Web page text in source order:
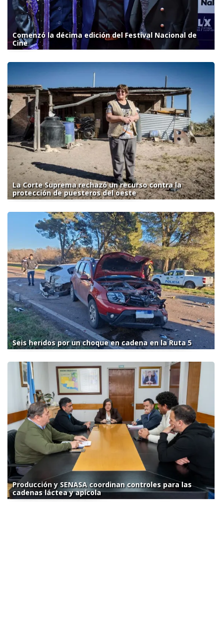
Comenzó la décima edición del Festival Nacional de
Cine
La Corte Suprema rechazó un recurso contra la
protección de puesteros del oeste
Seis heridos por un choque en cadena en la Ruta 5
Producción y SENASA coordinan controles para las
cadenas láctea y apícola